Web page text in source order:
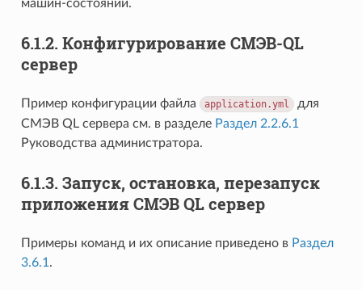
машин-состояний.
6.1.2. Конфигурирование СМЭВ-QL
сервер
Пример конфигурации файла application.yml
для
СМЭВ QL сервера см. в разделе Раздел 2.2.6.1
Руководства администратора.
6.1.3. Запуск, остановка, перезапуск
приложения СМЭВ QL сервер
Примеры команд и их описание приведено в Раздел
3.6.1 .